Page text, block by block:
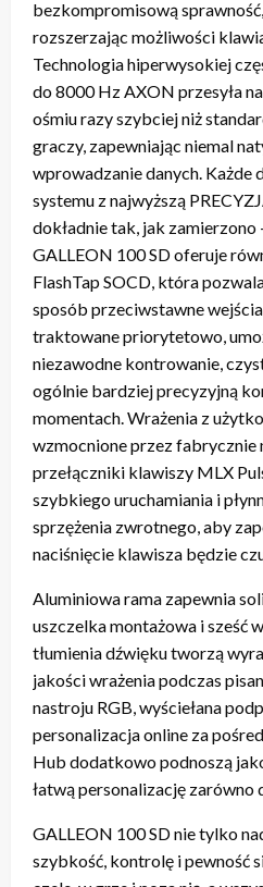
bezkompromisową
rozszerzając możliwości
Technologia hiperwysokiej
do 8000 Hz AXON przesyła
ośmiu razy szybciej niż
graczy, zapewniając niemal
wprowadzanie danych. Każde
systemu z najwyższą
dokładnie tak, jak zamierzono
GALLEON 100 SD oferuje
FlashTap SOCD, która
sposób przeciwstawne
traktowane priorytetowo,
niezawodne kontrowanie,
ogólnie bardziej precyzyjną
momentach. Wrażenia z
wzmocnione przez fabrycznie
przełączniki klawiszy MLX
szybkiego uruchamiania i
sprzężenia zwrotnego, aby
naciśnięcie klawisza będzie
Aluminiowa rama zapewnia
uszczelka montażowa i sześć
tłumienia dźwięku tworzą
jakości wrażenia podczas
nastroju RGB, wyściełana
personalizacja online za
Hub dodatkowo podnoszą
łatwą personalizację zarówno
GALLEON 100 SD nie tylko
szybkość, kontrolę i pewność